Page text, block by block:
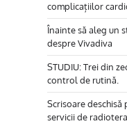
complicațiilor
Înainte să aleg un
despre Vivadiva
STUDIU: Trei din
control de rutină.
Scrisoare
servicii de